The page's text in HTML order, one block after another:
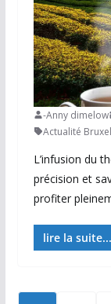
-Anny dimelow
Actualité
L’infusion du
précision et
profiter
lire la suite...